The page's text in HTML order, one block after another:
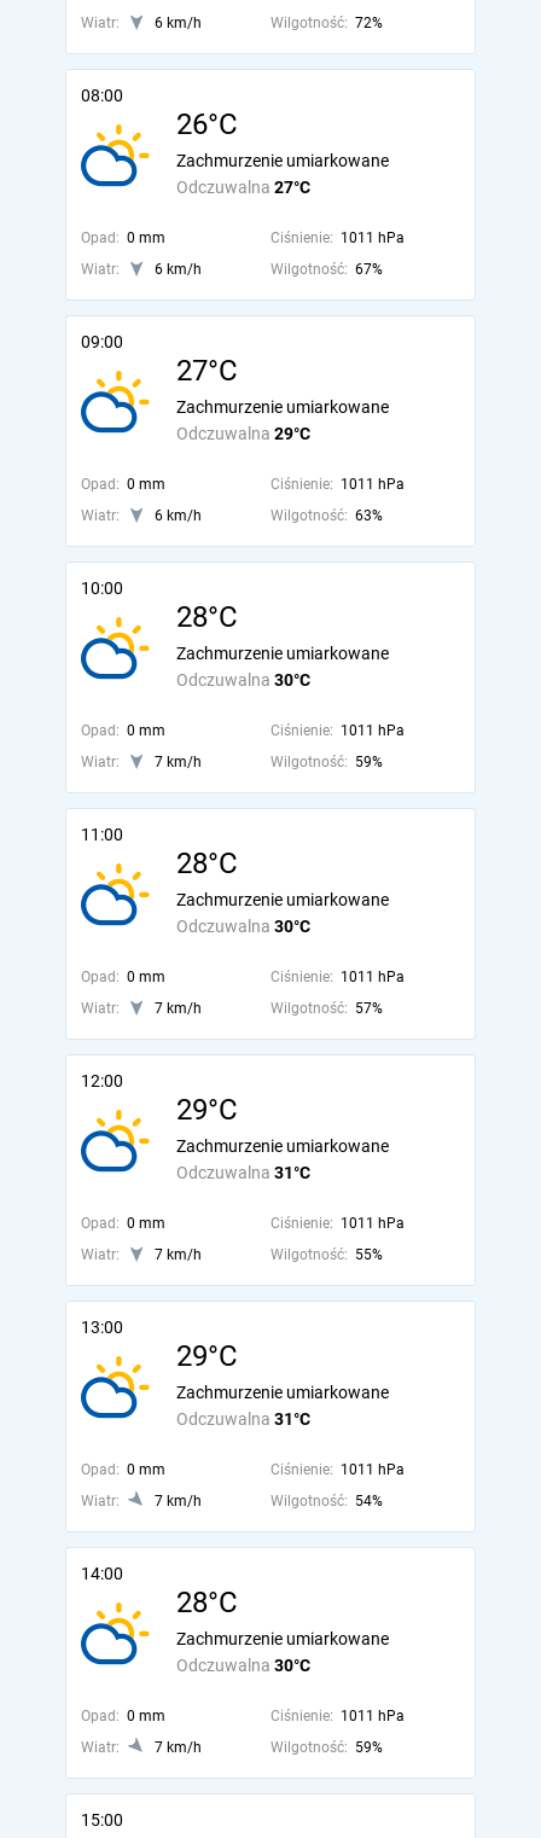
Wiatr: 6 km/h Wilgotność: 72%
08:00
26°C
Odczuwalna 27°C
Zachmurzenie umiarkowane
Opad: 0 mm Ciśnienie: 1011 hPa
Wiatr:
6 km/h Wilgotność: 67%
09:00
27°C
Odczuwalna 29°C
Zachmurzenie umiarkowane
Opad: 0 mm Ciśnienie: 1011 hPa
Wiatr:
6 km/h Wilgotność: 63%
10:00
28°C
Odczuwalna 30°C
Zachmurzenie umiarkowane
Opad: 0 mm Ciśnienie: 1011 hPa
Wiatr:
7 km/h Wilgotność: 59%
11:00
28°C
Odczuwalna 30°C
Zachmurzenie umiarkowane
Opad: 0 mm Ciśnienie: 1011 hPa
Wiatr:
7 km/h Wilgotność: 57%
12:00
29°C
Odczuwalna 31°C
Zachmurzenie umiarkowane
Opad: 0 mm Ciśnienie: 1011 hPa
Wiatr:
7 km/h Wilgotność: 55%
13:00
29°C
Odczuwalna 31°C
Zachmurzenie umiarkowane
Opad: 0 mm Ciśnienie: 1011 hPa
Wiatr:
7 km/h Wilgotność: 54%
14:00
28°C
Odczuwalna 30°C
Zachmurzenie umiarkowane
Opad: 0 mm Ciśnienie: 1011 hPa
Wiatr:
7 km/h Wilgotność: 59%
15:00